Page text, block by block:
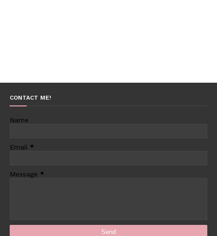
CONTACT ME!
Name
Email *
Message *